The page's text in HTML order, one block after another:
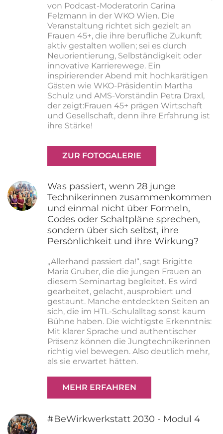
von Podcast-Moderatorin Carina
Felzmann in der WKO Wien. Die
Veranstaltung richtet sich gezielt an
Frauen 45+, die ihre berufliche Zukunft
aktiv gestalten wollen; sei es durch
Neuorientierung, Selbständigkeit oder
innovative Karrierewege. Ein
inspirierender Abend mit hochkarätigen
Gästen wie WKO-Präsidentin Martha
Schulz und AMS-Vorständin Petra Draxl,
der zeigt:Frauen 45+ prägen Wirtschaft
und Gesellschaft, denn ihre Erfahrung ist
ihre Stärke!
ZUR FOTOGALERIE
Was passiert, wenn 28 junge
Technikerinnen zusammenkommen
und einmal nicht über Formeln,
Codes oder Schaltpläne sprechen,
sondern über sich selbst, ihre
Persönlichkeit und ihre Wirkung?
„Allerhand passiert da!“, sagt Brigitte
Maria Gruber, die die jungen Frauen an
diesem Seminartag begleitet. Es wird
gearbeitet, gelacht, ausprobiert und
gestaunt. Manche entdeckten Seiten an
sich, die im HTL-Schulalltag sonst kaum
Bühne haben. Die wichtigste Erkenntnis:
Mit klarer Sprache und authentischer
Präsenz können die Jungtechnikerinnen
richtig viel bewegen. Also deutlich mehr,
als sie erwartet hätten.
MEHR ERFAHREN
#BeWirkwerkstatt 2030 - Modul 4